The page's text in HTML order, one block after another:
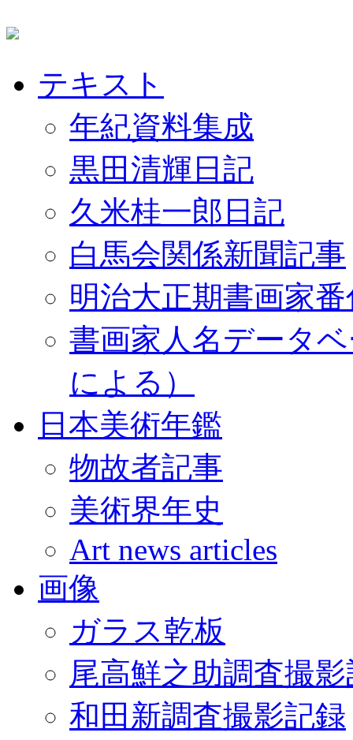
テキスト
年紀資料集成
黒田清輝日記
久米桂一郎日記
白馬会関係新聞記事
明治大正期書画家
書画家人名データ
による）
日本美術年鑑
物故者記事
美術界年史
Art news articles
画像
ガラス乾板
尾高鮮之助調査撮
和田新調査撮影記録